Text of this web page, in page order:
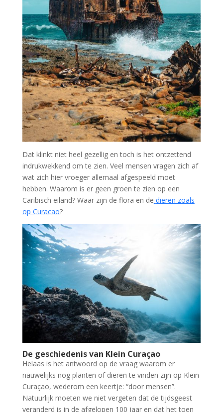
Dat klinkt niet heel gezellig en toch is het ontzettend
indrukwekkend om te zien. Veel mensen vragen zich af
wat zich hier vroeger allemaal afgespeeld moet
hebben. Waarom is er geen groen te zien op een
Caribisch eiland? Waar zijn de flora en de dieren zoals
op Curacao?
De geschiedenis van Klein Curaçao
Helaas is het antwoord op de vraag waarom er
nauwelijks nog planten of dieren te vinden zijn op Klein
Curaçao, wederom een keertje: “door mensen”.
Natuurlijk moeten we niet vergeten dat de tijdsgeest
veranderd is in de afgelopen 100 jaar en dat het toen